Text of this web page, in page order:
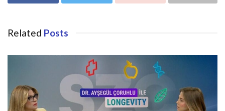
Related Posts